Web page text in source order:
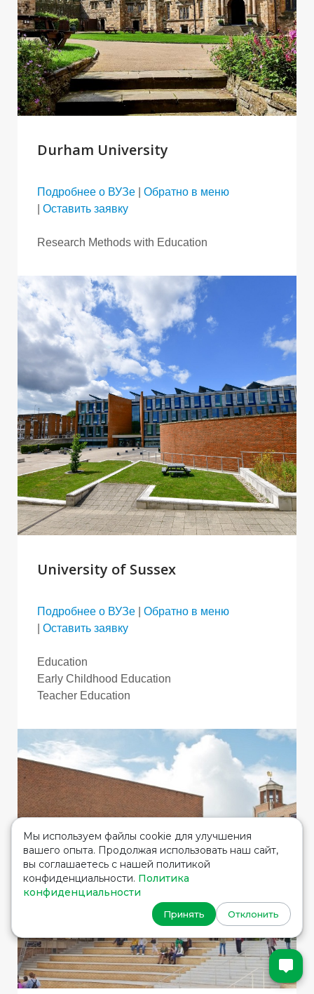
Durham University
Подробнее о ВУЗе| Обратно в меню
Оставить заявку
Research Methods with Education
University of Sussex
Подробнее о ВУЗе| Обратно в меню
Оставить заявку
Education
Early Childhood Education
Teacher Education
Мы используем файлы cookie для улучшения
вашего опыта. Продолжая использовать наш сайт,
вы соглашаетесь с нашей политикой
конфиденциальности. Политика
конфиденциальности
Принять Отклонить